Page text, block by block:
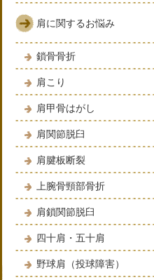
肩に関するお悩み
鎖骨骨折
肩こり
肩甲骨はがし
肩関節脱臼
肩腱板断裂
上腕骨頸部骨折
肩鎖関節脱臼
四十肩・五十肩
野球肩（投球障害）